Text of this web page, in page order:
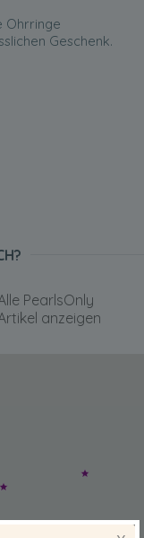
Ohrringe
Geschenk.
PearlsOnly
anzeigen